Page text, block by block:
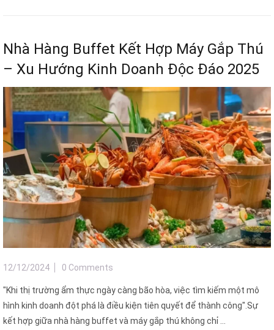
Nhà Hàng Buffet Kết Hợp Máy Gắp Thú
– Xu Hướng Kinh Doanh Độc Đáo 2025
12/12/2024 0 Comments
"Khi thị trường ẩm thực ngày càng bão hòa, việc tìm kiếm một mô
hình kinh doanh đột phá là điều kiện tiên quyết để thành công".Sự
kết hợp giữa nhà hàng buffet và máy gắp thú không chỉ ...